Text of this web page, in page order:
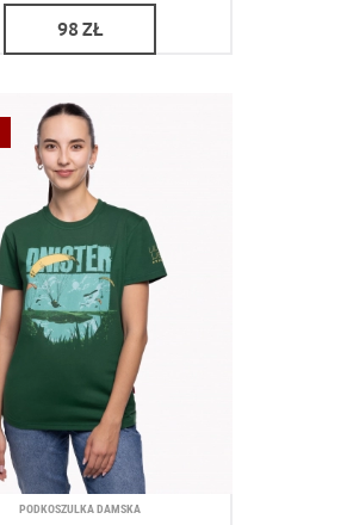
98 ZŁ
PODKOSZULKA DAMSKA